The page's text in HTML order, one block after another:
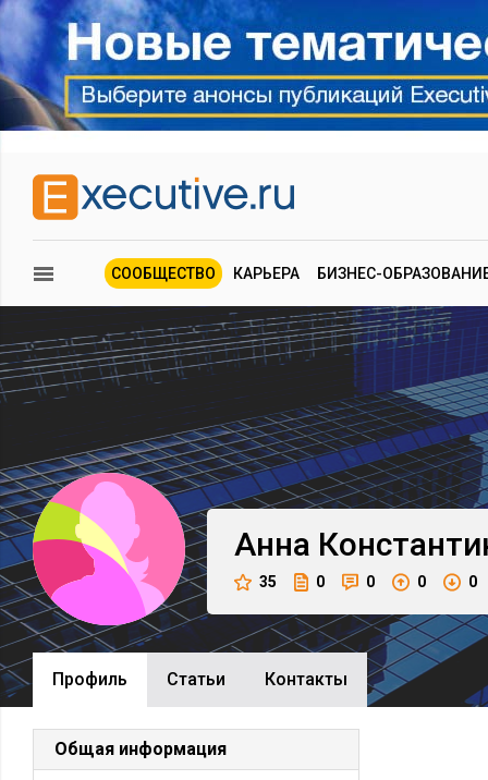
СООБЩЕСТВО КАРЬЕРА БИЗНЕС-
Анна
35 0 0 0 0
Профиль Cтатьи Контакты
Общая информация